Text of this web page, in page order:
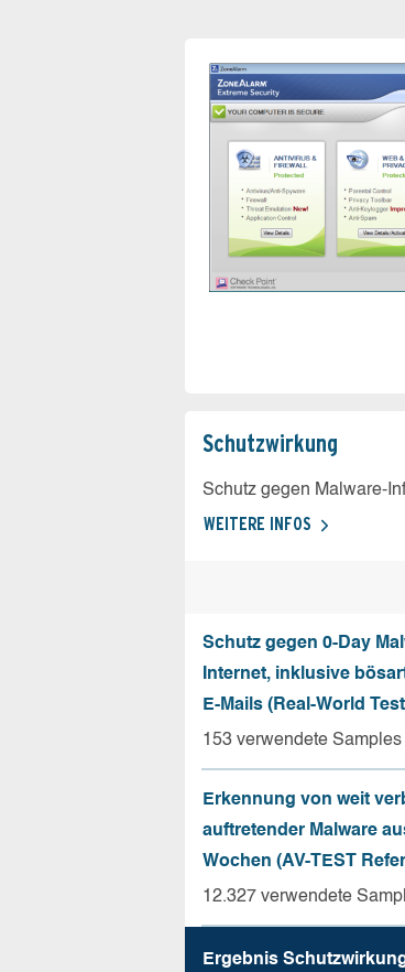
Schutz­wirkung
Schutz gegen Malware-
WEITERE INFOS
Schutz gegen 0-Day
Internet, inklusive
E-Mails (Real-World
153 verwendete Samples
Erkennung von weit
auftretender Malware
Wochen (AV-TEST
12.327 verwendete
Ergebnis